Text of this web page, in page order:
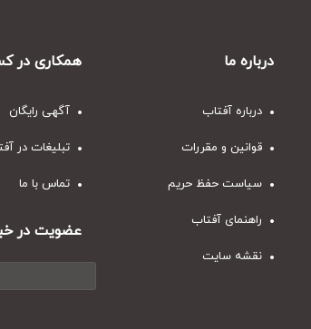
درباره ما
درباره آفتاب
قوانین و مقررات
سیاست حفظ حریم
راهنمای آفتاب
نقشه سایت
همکاری در
آگهی رایگان
تبلیغات در
تماس با ما
عضویت در